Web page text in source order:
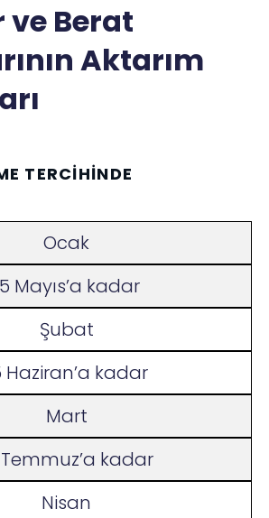
Berat
Aktarım
TERCIHINDE
Ocak
Mayıs’a kadar
Şubat
Haziran’a kadar
Mart
Temmuz’a kadar
Nisan